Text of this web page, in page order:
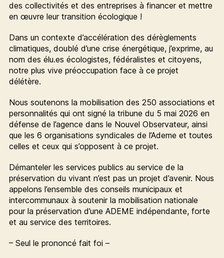
des collectivités et des entreprises à financer et mettre
en œuvre leur transition écologique !
Dans un contexte d’accélération des dérèglements
climatiques, doublé d’une crise énergétique, j’exprime, au
nom des élu.es écologistes, fédéralistes et citoyens,
notre plus vive préoccupation face à ce projet
délétère.
Nous soutenons la mobilisation des 250 associations et
personnalités qui ont signé la tribune du 5 mai 2026 en
défense de l’agence dans le Nouvel Observateur, ainsi
que les 6 organisations syndicales de l’Ademe et toutes
celles et ceux qui s’opposent à ce projet.
Démanteler les services publics au service de la
préservation du vivant n’est pas un projet d’avenir. Nous
appelons l’ensemble des conseils municipaux et
intercommunaux à soutenir la mobilisation nationale
pour la préservation d’une ADEME indépendante, forte
et au service des territoires.
– Seul le prononcé fait foi –